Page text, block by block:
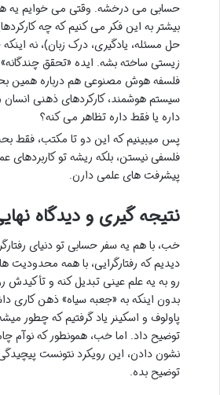
حسابی می درخشه. وقتی می خوایم یه
بیشتر به این فکر می کنیم که چه
حل مسئله، یادگیری، درک زبان)، نه اینکه
زیستی ساخته بشه. ایده «تحقق چندگانه»
فلسفه هوش مصنوعی هم درباره همین
سیستم هوشمند، کارکردهای ذهنی انسان
داره یا فقط داره تظاهر می کنه؟
پس میبینیم که این دو تا مکتب،
فلسفی نیستن، بلکه ریشه تو کاربردهای
پیشرفت های علمی دارن.
نتیجه گیری و دیدگاه
خب، با هم یه سفر حسابی تو دنیای
دیدیم که رفتارگرایی، با همه محدودیت
رو به یه علم عینی تبدیل کنه و تأکیدش
بدون اینکه به «جعبه سیاه» ذهن کاری
پاولوف و اسکینر یاد گرفتیم که چطور
توضیح داد. اما خب، همونطور که نوآم
نشون دادن، این رویکرد نتونست
توضیح بده.